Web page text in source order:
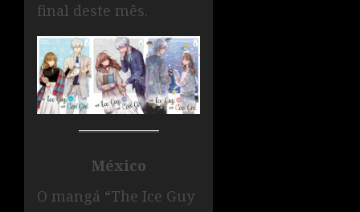
final deste mês.
México
O mangá “The Ice Guy